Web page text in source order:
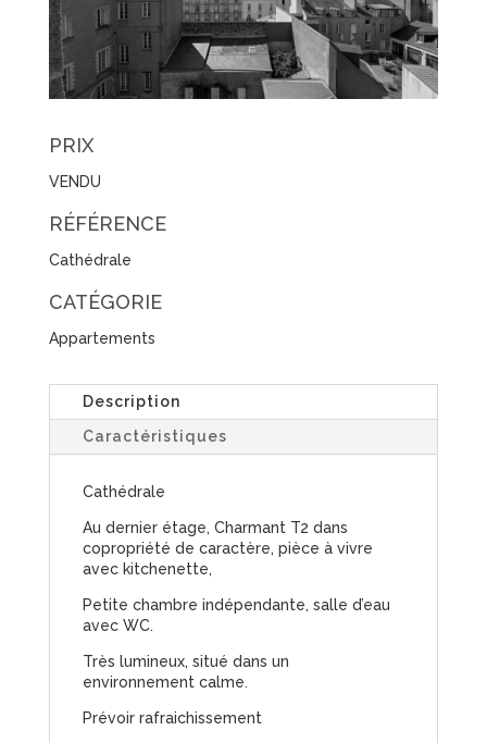
PRIX
VENDU
RÉFÉRENCE
Cathédrale
CATÉGORIE
Appartements
Description
Caractéristiques
Cathédrale
Au dernier étage, Charmant T2 dans
copropriété de caractère, pièce à vivre
avec kitchenette,
Petite chambre indépendante, salle d’eau
avec WC.
Très lumineux, situé dans un
environnement calme.
Prévoir rafraichissement